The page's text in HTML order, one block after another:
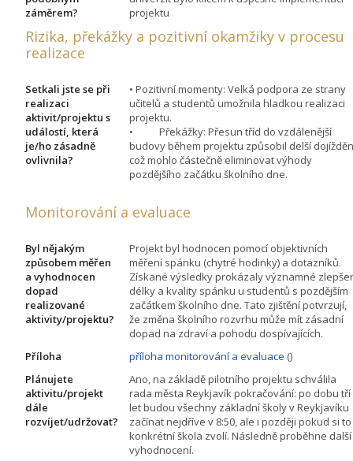
záměrem?
projektu
Rizika, překážky a pozitivní okamžiky v procesu
realizace
Setkali jste se při
realizaci
aktivit/projektu s
událostí, která
je/ho zásadně
ovlivnila?
• Pozitivní momenty: Velká podpora ze strany
učitelů a studentů umožnila hladkou realizaci
projektu.
• Překážky: Přesun tříd do vzdálenější
budovy během projektu způsobil delší
což mohlo částečně eliminovat výhody
pozdějšího začátku školního dne.
Monitorování a evaluace
Byl nějakým
způsobem měřen
a vyhodnocen
dopad
realizované
aktivity/projektu?
Projekt byl hodnocen pomocí objektivních
měření spánku (chytré hodinky) a dotazníků.
Získané výsledky prokázaly významné
délky a kvality spánku u studentů s pozdějším
začátkem školního dne. Tato zjištění potvrzují,
že změna školního rozvrhu může mít zásadní
dopad na zdraví a pohodu dospívajících.
Příloha
příloha monitorování a evaluace ()
Plánujete
aktivitu/projekt
dále
rozvíjet/udržovat?
Ano, na základě pilotního projektu schválila
rada města Reykjavík pokračování: po dobu tří
let budou všechny základní školy v Reykjavíku
začínat nejdříve v 8:50, ale i později pokud si to
konkrétní škola zvolí. Následně proběhne další
vyhodnocení.